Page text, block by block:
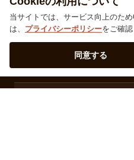
ロンジン
チューダー
ブランド一覧を見る
無断転載・商用利用について
コンテンツ制作ポリシーおよび
関連サイト
Cookieの利用について
は、プライバシーポリシーをご確